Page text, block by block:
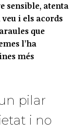
sensible, atenta
i els acords
que
l’ha
més
pilar
i no